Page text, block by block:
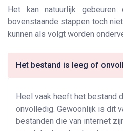
Het kan natuurlijk
bovenstaande stappen toch
kunnen als volgt worden
Het bestand is leeg of
Heel vaak heeft het bestand
onvolledig. Gewoonlijk is dit
bestanden die van internet